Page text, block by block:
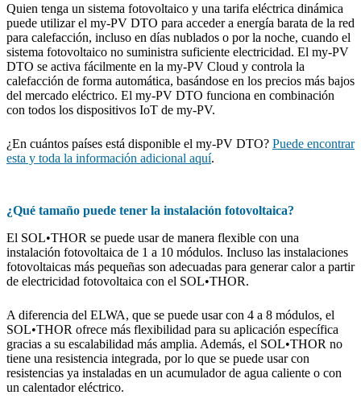
Quien tenga un sistema fotovoltaico y una tarifa eléctrica dinámica
puede utilizar el my-PV DTO para acceder a energía barata de la red
para calefacción, incluso en días nublados o por la noche, cuando el
sistema fotovoltaico no suministra suficiente electricidad. El my-PV
DTO se activa fácilmente en la my-PV Cloud y controla la
calefacción de forma automática, basándose en los precios más bajos
del mercado eléctrico. El my-PV DTO funciona en combinación
con todos los dispositivos IoT de my-PV.
¿En cuántos países está disponible el my-PV DTO? Puede encontrar
esta y toda la información adicional aquí.
¿Qué tamaño puede tener la instalación fotovoltaica?
El SOL•THOR se puede usar de manera flexible con una
instalación fotovoltaica de 1 a 10 módulos. Incluso las instalaciones
fotovoltaicas más pequeñas son adecuadas para generar calor a partir
de electricidad fotovoltaica con el SOL•THOR.
A diferencia del ELWA, que se puede usar con 4 a 8 módulos, el
SOL•THOR ofrece más flexibilidad para su aplicación específica
gracias a su escalabilidad más amplia. Además, el SOL•THOR no
tiene una resistencia integrada, por lo que se puede usar con
resistencias ya instaladas en un acumulador de agua caliente o con
un calentador eléctrico.